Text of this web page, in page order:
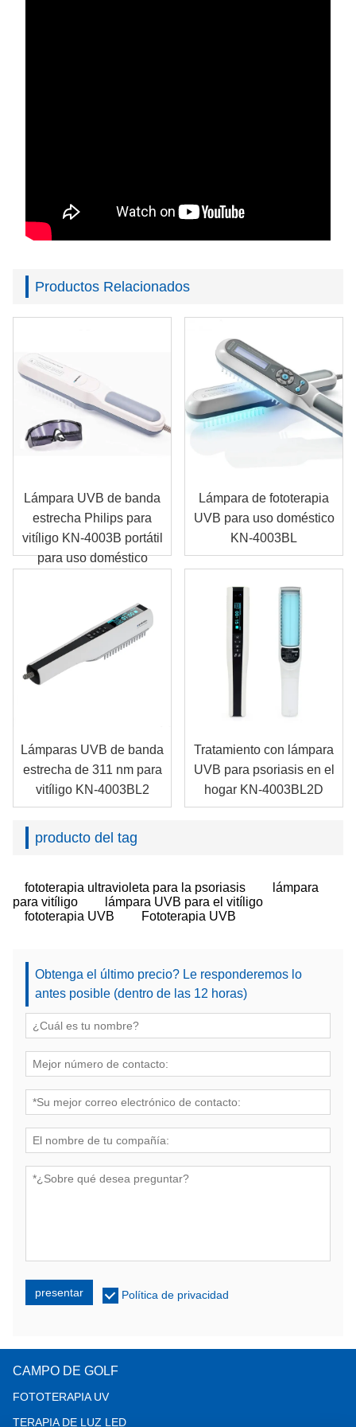
Productos Relacionados
Lámpara UVB de banda
estrecha Philips para
vitíligo KN-4003B portátil
para uso doméstico
Lámpara de fototerapia
UVB para uso doméstico
KN-4003BL
Lámparas UVB de banda
estrecha de 311 nm para
vitíligo KN-4003BL2
Tratamiento con lámpara
UVB para psoriasis en el
hogar KN-4003BL2D
producto del tag
fototerapia ultravioleta para la psoriasis
lámpara
para vitíligo
lámpara UVB para el vitíligo
fototerapia UVB
Fototerapia UVB
Obtenga el último precio? Le responderemos lo
antes posible (dentro de las 12 horas)
presentar Política de privacidad
CAMPO DE GOLF
FOTOTERAPIA UV
TERAPIA DE LUZ LED